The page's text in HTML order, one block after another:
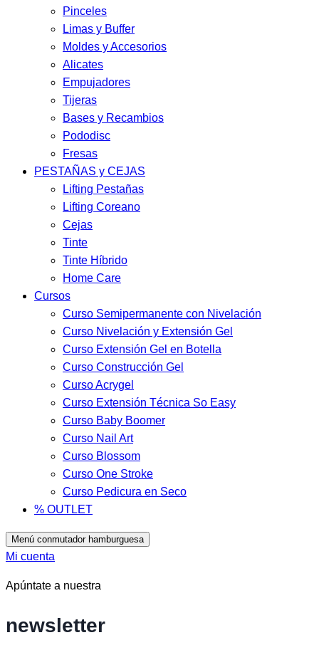
Pinceles
Limas y Buffer
Moldes y Accesorios
Alicates
Empujadores
Tijeras
Bases y Recambios
Pododisc
Fresas
PESTAÑAS y CEJAS
Lifting Pestañas
Lifting Coreano
Cejas
Tinte
Tinte Híbrido
Home Care
Cursos
Curso Semipermanente con Nivelación
Curso Nivelación y Extensión Gel
Curso Extensión Gel en Botella
Curso Construcción Gel
Curso Acrygel
Curso Extensión Técnica So Easy
Curso Baby Boomer
Curso Nail Art
Curso Blossom
Curso One Stroke
Curso Pedicura en Seco
% OUTLET
Menú conmutador hamburguesa
Mi cuenta
Apúntate a nuestra
newsletter